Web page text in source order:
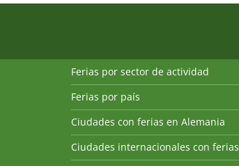
Ferias por sector de actividad
Ferias por país
Ciudades con ferias en Alemania
Ciudades internacionales con ferias